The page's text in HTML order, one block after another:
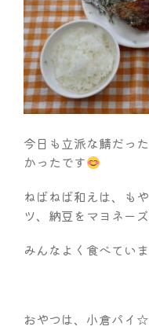
今日も立派な鯖だっ
かったです
ねばねば和えは、も
ツ、納豆をマヨネー
みんなよく食べてい
おやつは、小倉パイ☆